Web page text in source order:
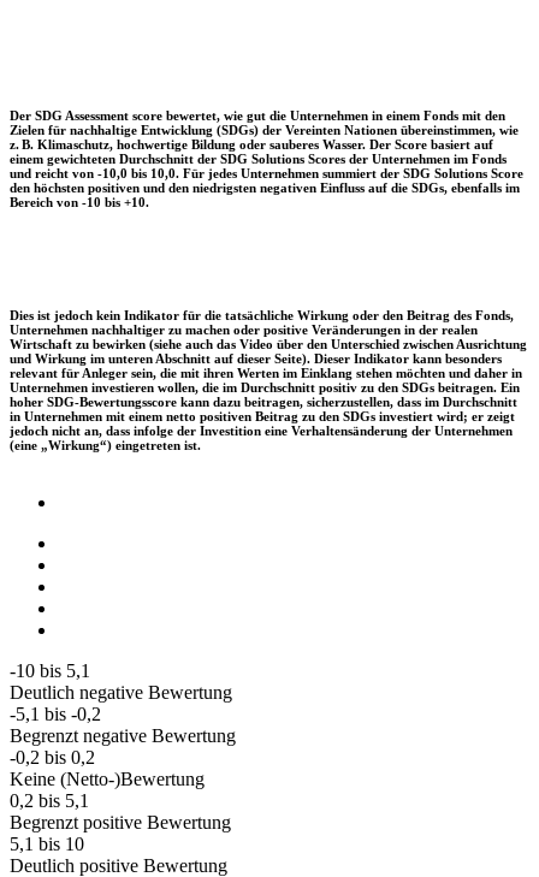
Der SDG Assessment score bewertet, wie gut die Unternehmen in einem Fonds mit den
Zielen für nachhaltige Entwicklung (SDGs) der Vereinten Nationen übereinstimmen, wie
z. B. Klimaschutz, hochwertige Bildung oder sauberes Wasser. Der Score basiert auf
einem gewichteten Durchschnitt der SDG Solutions Scores der Unternehmen im Fonds
und reicht von -10,0 bis 10,0. Für jedes Unternehmen summiert der SDG Solutions Score
den höchsten positiven und den niedrigsten negativen Einfluss auf die SDGs, ebenfalls im
Bereich von -10 bis +10.
Dies ist jedoch kein Indikator für die tatsächliche Wirkung oder den Beitrag des Fonds,
Unternehmen nachhaltiger zu machen oder positive Veränderungen in der realen
Wirtschaft zu bewirken (siehe auch das Video über den Unterschied zwischen Ausrichtung
und Wirkung im unteren Abschnitt auf dieser Seite). Dieser Indikator kann besonders
relevant für Anleger sein, die mit ihren Werten im Einklang stehen möchten und daher in
Unternehmen investieren wollen, die im Durchschnitt positiv zu den SDGs beitragen. Ein
hoher SDG-Bewertungsscore kann dazu beitragen, sicherzustellen, dass im Durchschnitt
in Unternehmen mit einem netto positiven Beitrag zu den SDGs investiert wird; er zeigt
jedoch nicht an, dass infolge der Investition eine Verhaltensänderung der Unternehmen
(eine „Wirkung“) eingetreten ist.
-10 bis 5,1
Deutlich negative Bewertung
-5,1 bis -0,2
Begrenzt negative Bewertung
-0,2 bis 0,2
Keine (Netto-)Bewertung
0,2 bis 5,1
Begrenzt positive Bewertung
5,1 bis 10
Deutlich positive Bewertung